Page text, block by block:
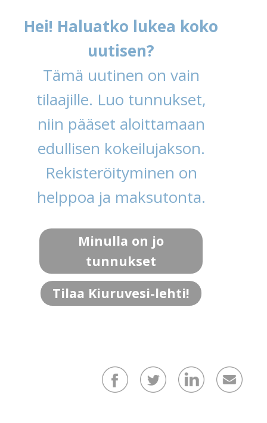
Hei! Haluatko lukea koko
uutisen?
Tämä uutinen on vain
tilaajille. Luo tunnukset,
niin pääset aloittamaan
edullisen kokeilujakson.
Rekisteröityminen on
helppoa ja maksutonta.
Minulla on jo
tunnukset
Tilaa Kiuruvesi-lehti!